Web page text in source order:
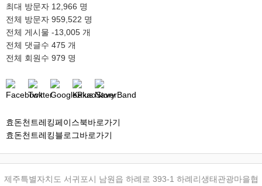
최대 방문자 12,966 명
전체 방문자 959,522 명
전체 게시물 -13,005 개
전체 댓글수 475 개
전체 회원수 979 명
효돈천트레킹페이스북바로가기
효돈천트레킹블로그바로가기
제주특별자치도 서귀포시 남원읍 하례로 393-1 하례리생태관광마을협